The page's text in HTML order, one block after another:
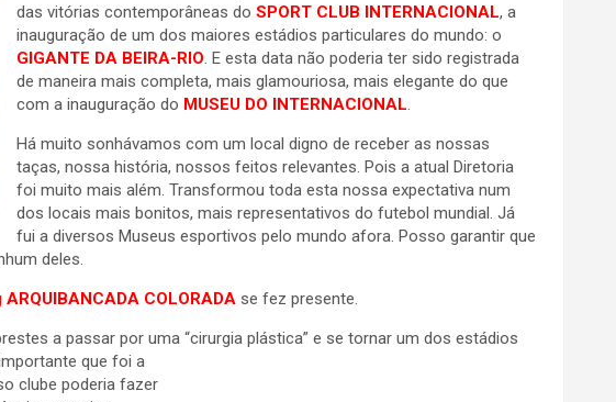
das vitórias contemporâneas do SPORT CLUB INTERNACIONAL, a
inauguração de um dos maiores estádios particulares do mundo: o
GIGANTE DA BEIRA-RIO. E esta data não poderia ter sido registrada
de maneira mais completa, mais glamouriosa, mais elegante do que
com a inauguração do MUSEU DO INTERNACIONAL.
Há muito sonhávamos com um local digno de receber as nossas
taças, nossa história, nossos feitos relevantes. Pois a atual Diretoria
foi muito mais além. Transformou toda esta nossa expectativa num
dos locais mais bonitos, mais representativos do futebol mundial. Já
fui a diversos Museus esportivos pelo mundo afora. Posso garantir que
deles.
ARQUIBANCADA COLORADA se fez presente.
a passar por uma “cirurgia plástica” e se tornar um dos estádios
que foi a
clube poderia fazer